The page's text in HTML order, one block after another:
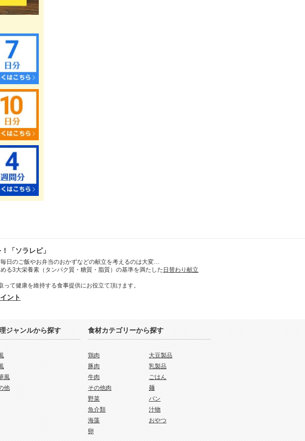
「ソラレピ」
日のご飯やお弁当のおかずなどの献立を考えるのは大変…
る3大栄養素（タンパク質・糖質・脂質）の基準を満たした 日替わり献立
て健康を維持する食事提供にお役立て頂けます。
ント
ジャンルから探す
風
他
食材カテゴリーから探す
鶏肉
豚肉
牛肉
その他肉
野菜
魚介類
海藻
卵
大豆製品
乳製品
ごはん
麺
パン
汁物
おやつ